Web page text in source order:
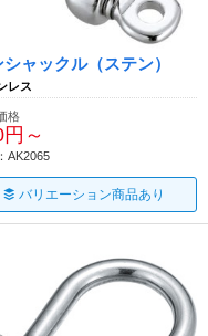
シャックル（ステン）
レス
格
～
AK2065
バリエーション商品あり